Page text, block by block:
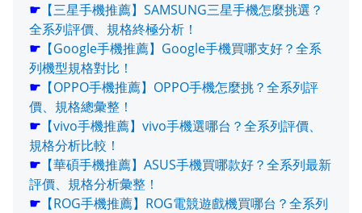
☛ 【三星手機推薦】SAMSUNG三星手機怎麼挑選？
全系列評價、規格終極分析！
☛ 【Google手機推薦】Google手機買哪支好？全系
列機型規格對比！
☛ 【OPPO手機推薦】OPPO手機怎麼挑？全系列評
價、規格總彙整！
☛ 【vivo手機推薦】vivo手機選哪台？全系列評價、
規格分析比較！
☛ 【華碩手機推薦】ASUS手機買哪款好？全系列最新
評價、規格分析彙整！
☛ 【ROG手機推薦】ROG電競遊戲機買哪台？全系列